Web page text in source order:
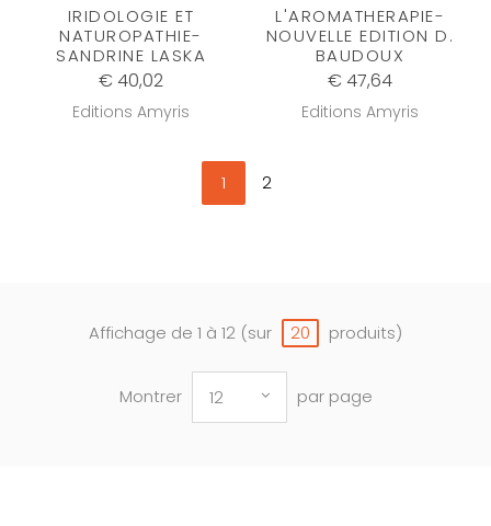
IRIDOLOGIE ET
NATUROPATHIE-
SANDRINE LASKA
€ 40,02
Editions Amyris
L'AROMATHERAPIE-
NOUVELLE EDITION D.
BAUDOUX
€ 47,64
Editions Amyris
1 2
Affichage de 1 à 12 (sur 20 produits)
Montrer 12 par page